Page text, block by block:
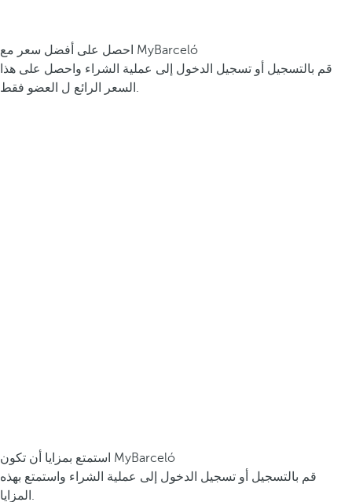
احصل على أفضل سعر مع MyBarceló
قم بالتسجيل أو تسجيل الدخول إلى عملية الشراء واحصل على هذا
السعر الرائع ل العضو فقط.
استمتع بمزايا أن تكون MyBarceló
قم بالتسجيل أو تسجيل الدخول إلى عملية الشراء واستمتع بهذه
المزايا.